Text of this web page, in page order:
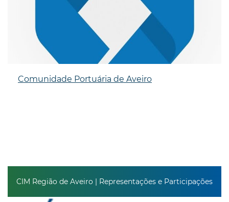
Comunidade Portuária de Aveiro
CIM Região de Aveiro | Representações e Participações